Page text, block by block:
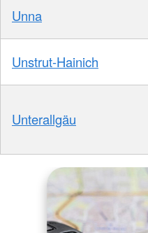
Unna
Unstrut-Hainich
Unterallgäu